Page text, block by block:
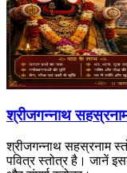
श्रीजगन्नाथ
श्रीजगन्नाथ सहस्रनाम
पवित्र स्तोत्र है। जानें